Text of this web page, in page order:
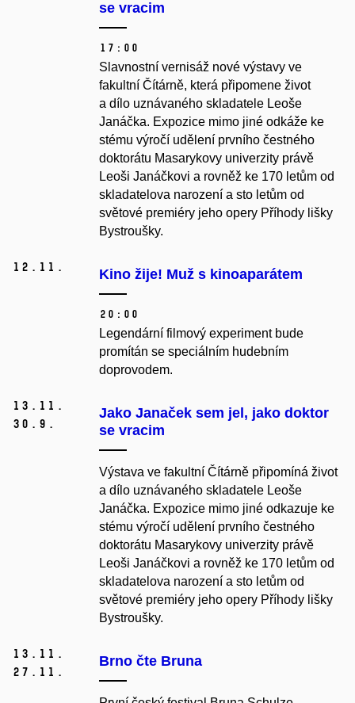
se vracim
17:00
Slavnostní vernisáž nové výstavy ve
fakultní Čítárně, která připomene život
a dílo uznávaného skladatele Leoše
Janáčka. Expozice mimo jiné odkáže ke
stému výročí udělení prvního čestného
doktorátu Masarykovy univerzity právě
Leoši Janáčkovi a rovněž ke 170 letům od
skladatelova narození a sto letům od
světové premiéry jeho opery Příhody lišky
Bystroušky.
12. 11. Kino žije! Muž s kinoaparátem
20:00
Legendární filmový experiment bude
promítán se speciálním hudebním
doprovodem.
13. 11.
30. 9.
Jako Janaček sem jel, jako doktor
se vracim
Výstava ve fakultní Čítárně připomíná život
a dílo uznávaného skladatele Leoše
Janáčka. Expozice mimo jiné odkazuje ke
stému výročí udělení prvního čestného
doktorátu Masarykovy univerzity právě
Leoši Janáčkovi a rovněž ke 170 letům od
skladatelova narození a sto letům od
světové premiéry jeho opery Příhody lišky
Bystroušky.
13. 11.
27. 11.
Brno čte Bruna